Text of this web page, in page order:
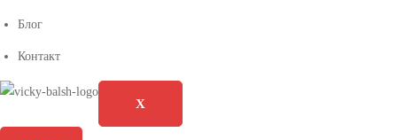
Блог
Контакт
X